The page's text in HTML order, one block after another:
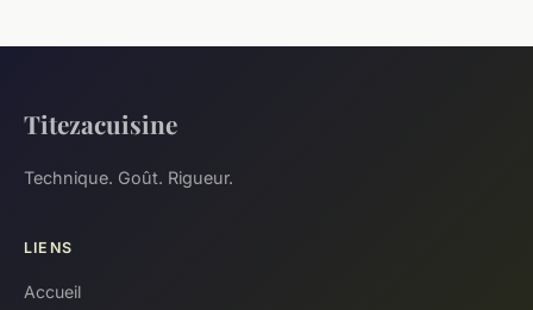
Titezacuisine
Technique. Goût. Rigueur.
LIENS
Accueil